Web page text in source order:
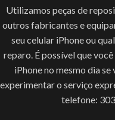
Utilizamos peças de
outros fabricantes e
seu celular iPhone ou
reparo. É possível que
iPhone no mesmo dia
experimentar o serviço
telefone: